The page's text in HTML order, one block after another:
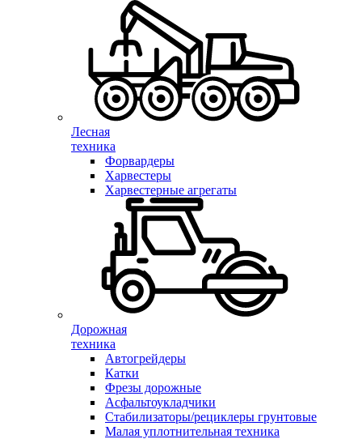
Лесная
техника
Форвардеры
Харвестеры
Харвестерные агрегаты
Дорожная
техника
Автогрейдеры
Катки
Фрезы дорожные
Асфальтоукладчики
Стабилизаторы/рециклеры грунтовые
Малая уплотнительная техника